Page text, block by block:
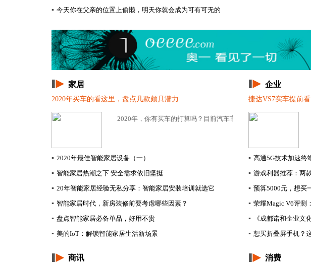
▪ 今天你在父亲的位置上偷懒，明天你就会成为可有可无的
家居
2020年买车的看这里，盘点几款颇具潜力
2020年，你有买车的打算吗？目前汽车市场上的品牌遍地开花，不
▪ 2020年最佳智能家居设备（一）
▪ 智能家居热潮之下 安全需求依旧坚挺
▪ 20年智能家居经验无私分享：智能家居安装培训就选它
▪ 智能家居时代，新房装修前要考虑哪些因素？
▪ 盘点智能家居必备单品，好用不贵
▪ 美的IoT：解锁智能家居生活新场景
企业
捷达VS7实车提前
▪ 高通5G技术加速终
▪ 游戏利器推荐：两
▪ 预算5000元，想买
▪ 荣耀Magic V6评测
▪
《成都诺和企业
▪ 想买折叠屏手机？
商讯 消费